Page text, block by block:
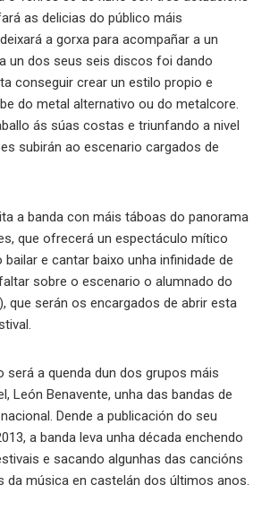
as delicias do público máis
a gorxa para acompañar a un
un dos seus seis discos foi dando
conseguir crear un estilo propio e
do metal alternativo ou do metalcore.
ás súas costas e triunfando a nivel
subirán ao escenario cargados de
a banda con máis táboas do panorama
que ofrecerá un espectáculo mítico
e cantar baixo unha infinidade de
sobre o escenario o alumnado do
que serán os encargados de abrir esta
será a quenda dun dos grupos máis
León Benavente, unha das bandas de
Dende a publicación do seu
a banda leva unha década enchendo
e sacando algunhas das cancións
da música en castelán dos últimos anos.